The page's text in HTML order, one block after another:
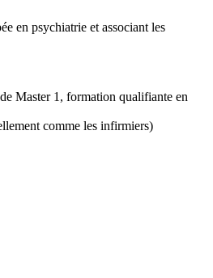
en psychiatrie et associant les
Master 1, formation qualifiante en
comme les infirmiers)